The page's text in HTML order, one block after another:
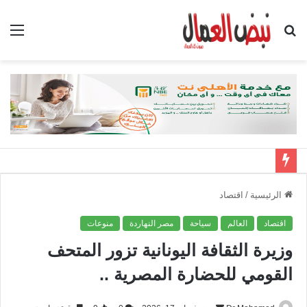
بحث
الرئيسية / اقتصاد
اقتصاد العالم سياحة مصر النهاردة منوعات
وزيرة الثقافة اليونانية تزور المتحف
القومي للحضارة المصرية ..